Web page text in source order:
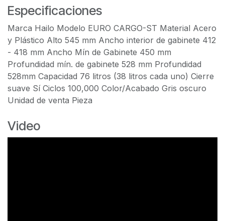
Especificaciones
Marca Hailo Modelo EURO CARGO-ST Material Acero
y Plástico Alto 545 mm Ancho interior de gabinete 412
- 418 mm Ancho Mín de Gabinete 450 mm
Profundidad mín. de gabinete 528 mm Profundidad
528mm Capacidad 76 litros (38 litros cada uno) Cierre
suave Sí Ciclos 100,000 Color/Acabado Gris oscuro
Unidad de venta Pieza
Video